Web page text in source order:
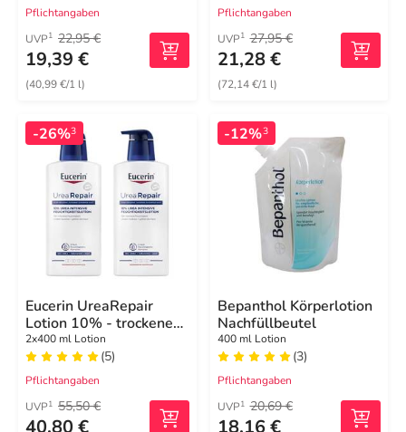
Pflichtangaben
UVP1 22,95 €
19,39 €
(40,99 €/1 l)
Pflichtangaben
UVP1 27,95 €
21,28 €
(72,14 €/1 l)
-26%3
Eucerin UreaRepair
Lotion 10% - trockene
Haut
2x400 ml Lotion
(5)
Pflichtangaben
UVP1 55,50 €
40,80 €
-12%3
Bepanthol Körperlotion
Nachfüllbeutel
400 ml Lotion
(3)
Pflichtangaben
UVP1 20,69 €
18,16 €